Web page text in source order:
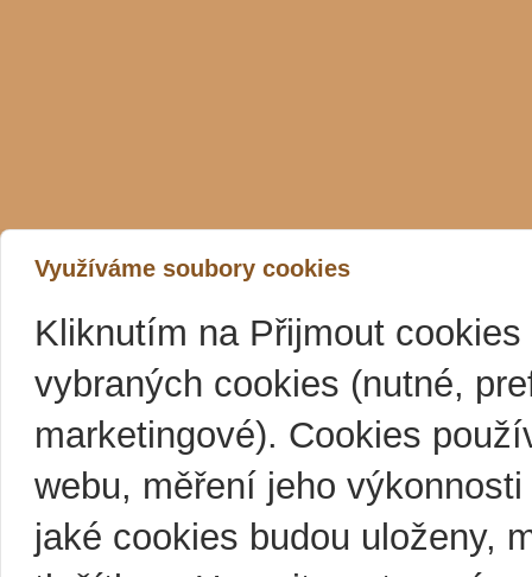
Využíváme soubory cookies
Kliknutím na Přijmout
vybraných cookies (nutné,
marketingové). Cookies
webu, měření jeho
jaké cookies budou uloženy,